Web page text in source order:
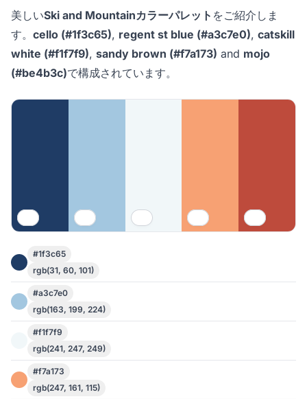
美しいSki and Mountainカラーパレット をご紹介しま
す。 cello (#1f3c65), regent st blue (#a3c7e0), catskill
white (#f1f7f9), sandy brown (#f7a173) and mojo
(#be4b3c)で構成されています。
#1f3c65
rgb(31, 60, 101)
#a3c7e0
rgb(163, 199, 224)
#f1f7f9
rgb(241, 247, 249)
#f7a173
rgb(247, 161, 115)